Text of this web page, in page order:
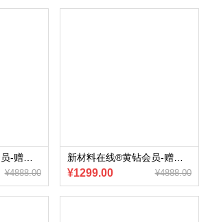
¥4888.00 ¥1299.00 ¥4888.00